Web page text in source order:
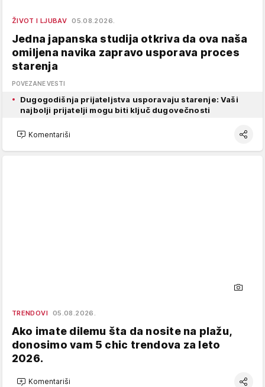
ŽIVOT I LJUBAV 05.08.2026.
Jedna japanska studija otkriva da ova naša
omiljena navika zapravo usporava proces
starenja
POVEZANE VESTI
Dugogodišnja prijateljstva usporavaju starenje: Vaši
najbolji prijatelji mogu biti ključ dugovečnosti
Komentariši
TRENDOVI 05.08.2026.
Ako imate dilemu šta da nosite na plažu,
donosimo vam 5 chic trendova za leto
2026.
Komentariši